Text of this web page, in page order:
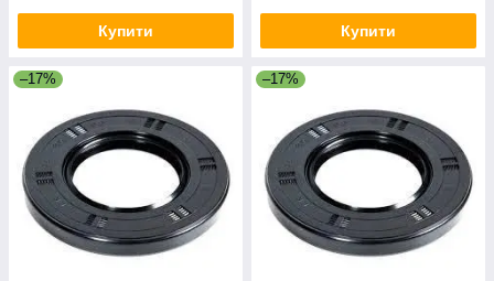
Купити Купити
–17% –17%